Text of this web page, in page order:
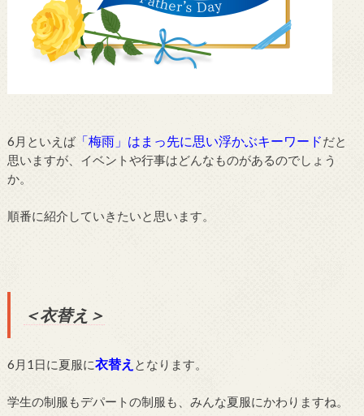
6月といえば「梅雨」はまっ先に思い浮かぶキーワードだと
思いますが、イベントや行事はどんなものがあるのでしょう
か。
順番に紹介していきたいと思います。
＜衣替え＞
6月1日に夏服に衣替え となります。
学生の制服もデパートの制服も、みんな夏服にかわりますね。